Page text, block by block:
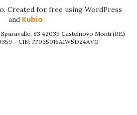
Created for free using WordPress
and Kubio
83 42035 Castelnovo Monti (RE)
– CIN: IT035016A1W5D24AVG